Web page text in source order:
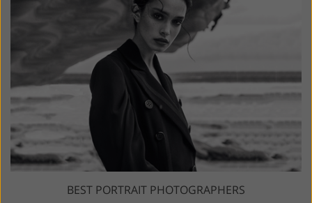
BEST PORTRAIT PHOTOGRAPHERS